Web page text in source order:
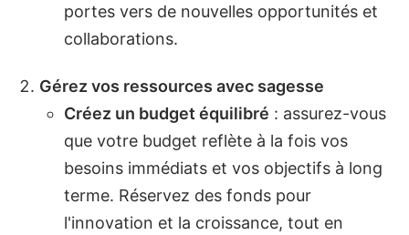
portes vers de nouvelles opportunités et
collaborations.
Gérez vos ressources avec sagesse
Créez un budget équilibré : assurez-vous
que votre budget reflète à la fois vos
besoins immédiats et vos objectifs à long
terme. Réservez des fonds pour
l'innovation et la croissance, tout en